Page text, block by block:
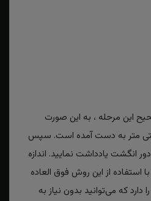
این مرحله ، به این صورت
متر به دست آمده است. سپس
انگشت یادداشت نمایید. اندازه
استفاده از این روش فوق العاده
که می‌توانید بدون نیاز به